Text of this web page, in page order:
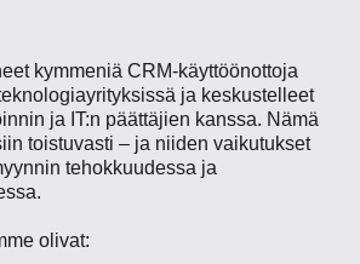
kymmeniä CRM-käyttöönottoja
ja keskustelleet
ja IT:n päättäjien kanssa. Nämä
toistuvasti – ja niiden vaikutukset
tehokkuudessa ja
olivat: